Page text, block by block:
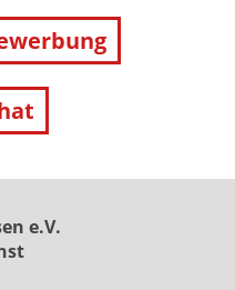
e.V.